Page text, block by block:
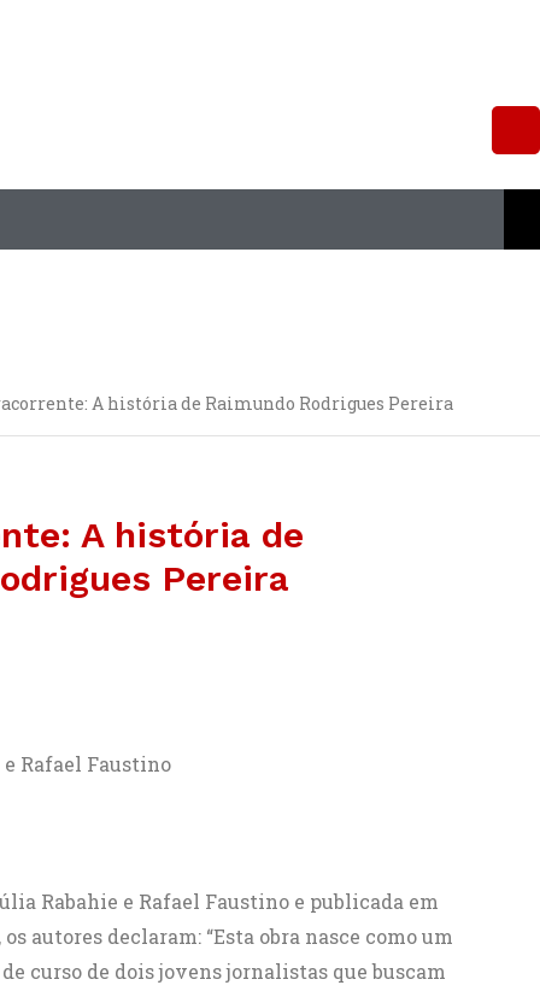
A história de Raimundo Rodrigues Pereira
A história de
Pereira
Rafael Faustino
Rabahie e Rafael Faustino e publicada em
os autores declaram: “Esta obra nasce como um
curso de dois jovens jornalistas que buscam
quantidade